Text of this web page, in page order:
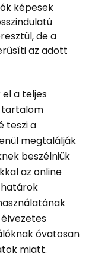
képesek
de a
az adott
a teljes
tartalom
teszi a
megtalálják
beszélniük
az online
óvatosan
miatt.